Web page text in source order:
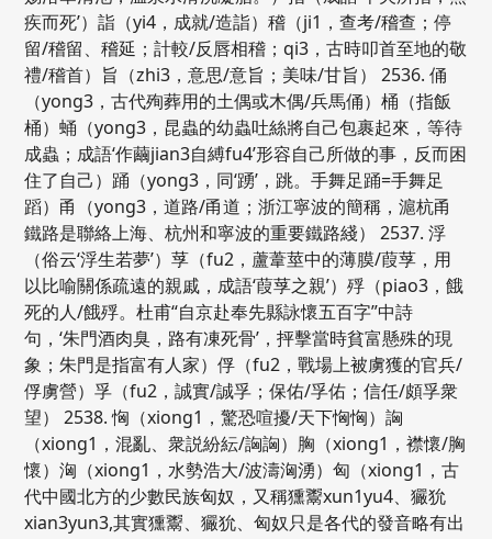
疾而死’）詣（yi4，成就/造詣）稽（ji1，查考/稽查；停
留/稽留、稽延；計較/反唇相稽；qi3，古時叩首至地的敬
禮/稽首）旨（zhi3，意思/意旨；美味/甘旨） 2536. 俑
（yong3，古代殉葬用的土偶或木偶/兵馬俑）桶（指飯
桶）蛹（yong3，昆蟲的幼蟲吐絲將自己包裹起來，等待
成蟲；成語‘作繭jian3自縛fu4’形容自己所做的事，反而困
住了自己）踊（yong3，同‘踴’，跳。手舞足踊=手舞足
蹈）甬（yong3，道路/甬道；浙江寧波的簡稱，滬杭甬
鐵路是聯絡上海、杭州和寧波的重要鐵路綫） 2537. 浮
（俗云‘浮生若夢’）莩（fu2，蘆葦莖中的薄膜/葭莩，用
以比喻關係疏遠的親戚，成語‘葭莩之親’）殍（piao3，餓
死的人/餓殍。杜甫“自京赴奉先縣詠懷五百字”中詩
句，‘朱門酒肉臭，路有凍死骨’，抨擊當時貧富懸殊的現
象；朱門是指富有人家）俘（fu2，戰場上被虜獲的官兵/
俘虜營）孚（fu2，誠實/誠孚；保佑/孚佑；信任/頗孚衆
望） 2538. 恟（xiong1，驚恐喧擾/天下恟恟）詾
（xiong1，混亂、衆説紛紜/詾詾）胸（xiong1，襟懷/胸
懷）洶（xiong1，水勢浩大/波濤洶湧）匈（xiong1，古
代中國北方的少數民族匈奴，又稱獯鬻xun1yu4、玁狁
xian3yun3,其實獯鬻、玁狁、匈奴只是各代的發音略有出